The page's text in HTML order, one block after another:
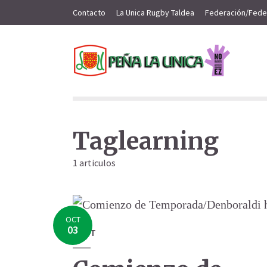
Contacto La Unica Rugby Taldea Federación/
Taglearning
1 articulos
OCT
03LURT